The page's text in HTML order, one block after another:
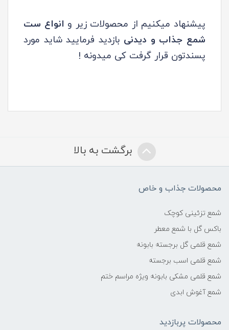
پیشنهاد میکنیم از محصولات زیر و انواع ست
شمع جذاب و دیدنی بازدید فرمایید شاید مورد
پسندتون قرار گرفت کی میدونه !
برگشت به بالا
محصولات جذاب و خاص
شمع تزئینی کوچک
باکس گل با شمع معطر
شمع قلمی گل برجسته بابونه
شمع قلمی اسب برجسته
شمع قلمی مشکی بابونه ویژه مراسم ختم
شمع آغوش ابدی
محصولات پربازدید